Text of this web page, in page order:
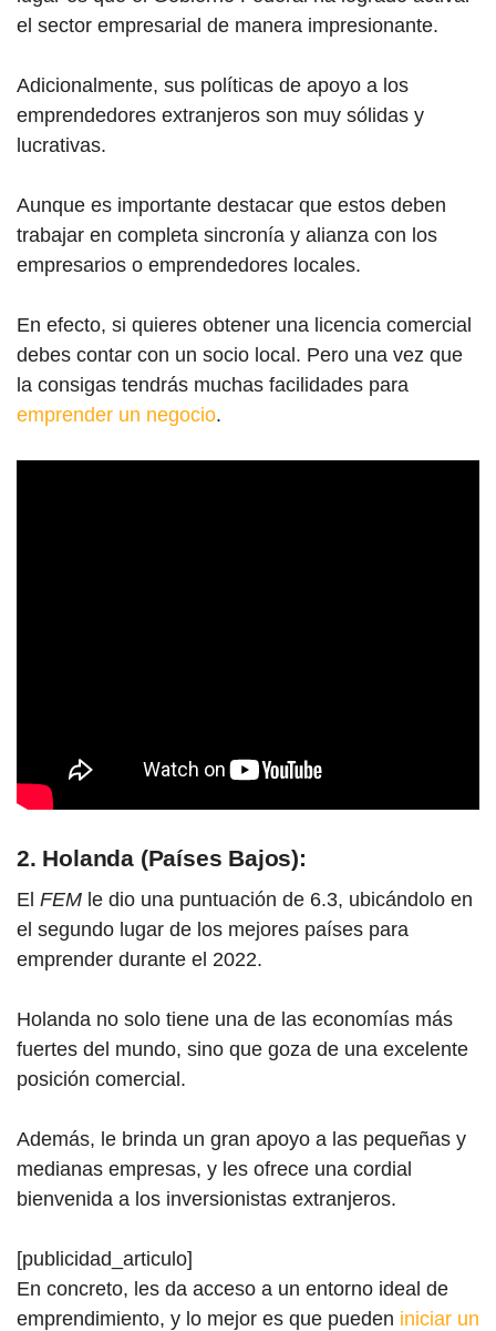
el sector empresarial de manera impresionante.
Adicionalmente, sus políticas de apoyo a los
emprendedores extranjeros son muy sólidas y
lucrativas.
Aunque es importante destacar que estos deben
trabajar en completa sincronía y alianza con los
empresarios o emprendedores locales.
En efecto, si quieres obtener una licencia comercial
debes contar con un socio local. Pero una vez que
la consigas tendrás muchas facilidades para
emprender un negocio.
2. Holanda (Países Bajos):
El FEM le dio una puntuación de 6.3, ubicándolo en
el segundo lugar de los mejores países para
emprender durante el 2022.
Holanda no solo tiene una de las economías más
fuertes del mundo, sino que goza de una excelente
posición comercial.
Además, le brinda un gran apoyo a las pequeñas y
medianas empresas, y les ofrece una cordial
bienvenida a los inversionistas extranjeros.
[publicidad_articulo]
En concreto, les da acceso a un entorno ideal de
emprendimiento, y lo mejor es que pueden iniciar un